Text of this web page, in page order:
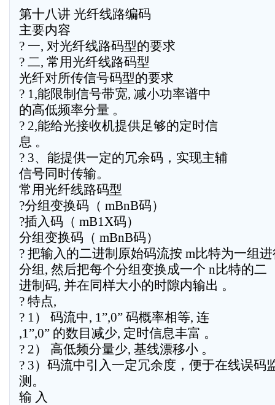
第十八讲 光纤线路编码
主要内容
? 一, 对光纤线路码型的要求
? 二, 常用光纤线路码型
光纤对所传信号码型的要求
? 1,能限制信号带宽, 减小功率谱中
的高低频率分量 。
? 2,能给光接收机提供足够的定时信
息 。
? 3、能提供一定的冗余码，实现主辅
信号同时传输。
常用光纤线路码型
?分组变换码（ mBnB码）
?插入码（ mB1X码）
分组变换码（ mBnB码）
? 把输入的二进制原始码流按 m比特为一组
分组, 然后把每个分组变换成一个 n比特的二
进制码, 并在同样大小的时隙内输出 。
? 特点,
? 1） 码流中, 1”,0” 码概率相等, 连
,1”,0” 的数目减少, 定时信息丰富 。
? 2） 高低频分量少, 基线漂移小 。
? 3）码流中引入一定冗余度，便于在线误码
测。
输 入